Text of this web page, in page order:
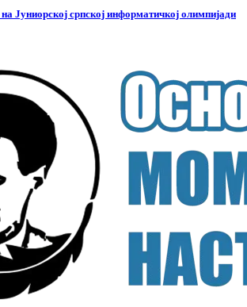
Јуниорској српској информатичкој олимпијади